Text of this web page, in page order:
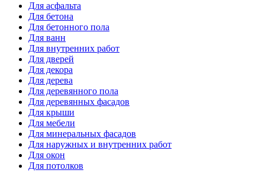
Для асфальта
Для бетона
Для бетонного пола
Для ванн
Для внутренних работ
Для дверей
Для декора
Для дерева
Для деревянного пола
Для деревянных фасадов
Для крыши
Для мебели
Для минеральных фасадов
Для наружных и внутренних работ
Для окон
Для потолков